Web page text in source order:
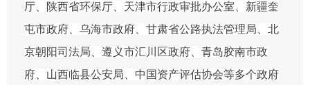
厅、陕西省环保厅、天津市行政审批办公室、新疆奎
屯市政府、乌海市政府、甘肃省公路执法管理局、北
京朝阳司法局、遵义市汇川区政府、青岛胶南市政
府、山西临县公安局、中国资产评估协会等多个政府